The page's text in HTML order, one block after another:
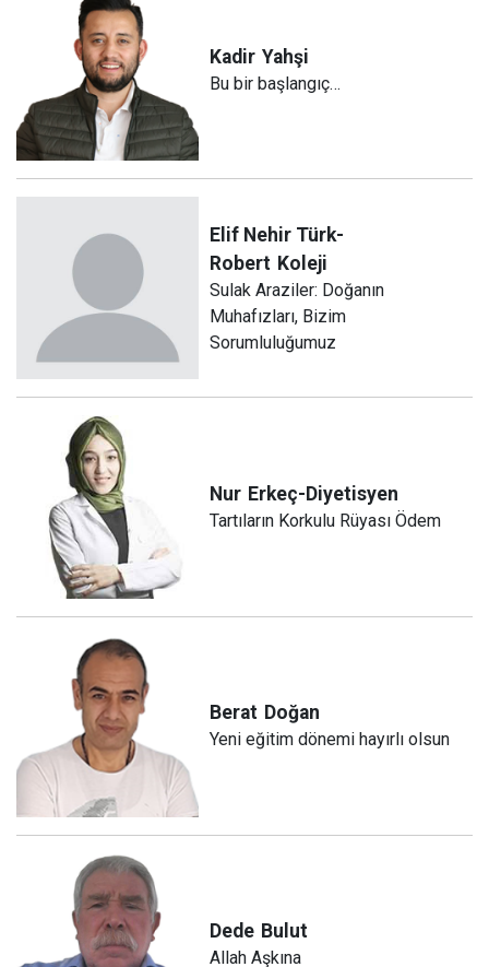
Kadir Yahşi
Bu bir başlangıç…
Elif Nehir Türk-
Robert Koleji
Sulak Araziler: Doğanın
Muhafızları, Bizim
Sorumluluğumuz
Nur Erkeç-Diyetisyen
Tartıların Korkulu Rüyası Ödem
Berat Doğan
Yeni eğitim dönemi hayırlı olsun
Dede Bulut
Allah Aşkına